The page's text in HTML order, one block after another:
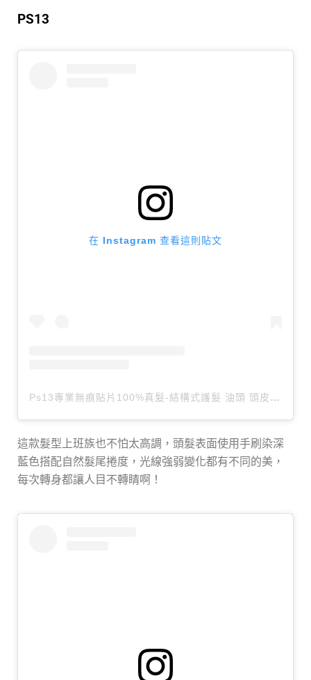
PS13
在 Instagram 查看這則貼文
Ps13專業無痕貼片100%真髮-結構式護髮 油頭 頭皮養護（@ps135371197）分享的貼文
這款髮型上班族也不怕太高調，頭髮表面使用手刷染深
藍色搭配自然髮尾捲度，光線強弱變化都有不同的美，
每次轉身都讓人目不轉睛啊！